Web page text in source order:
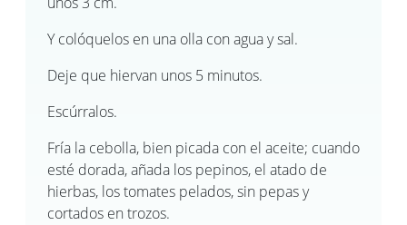
Y colóquelos en una olla con agua y sal.
Deje que hiervan unos 5 minutos.
Escúrralos.
Fría la cebolla, bien picada con el aceite; cuando
esté dorada, añada los pepinos, el atado de
hierbas, los tomates pelados, sin pepas y
cortados en trozos.